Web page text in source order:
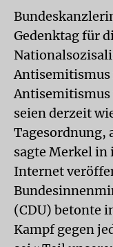
Gedenktag für
Antisemitismus
seien derzeit
Tagesordnung,
sagte Merkel in
Internet
(CDU) betonte
Kampf gegen